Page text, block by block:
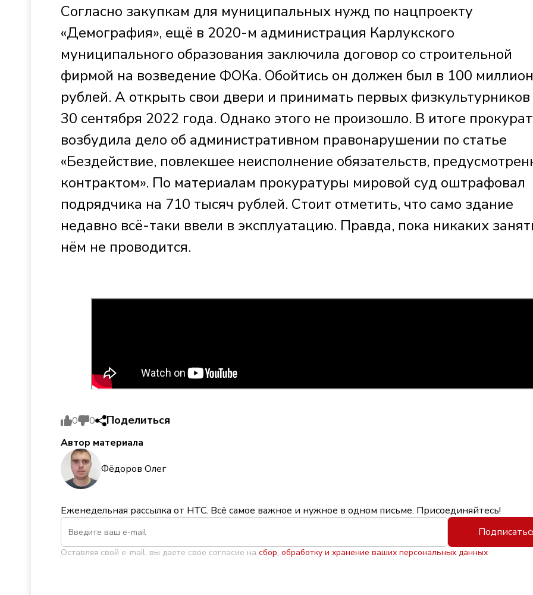
Согласно заку­пкам для муниципальных нужд по нацпроекту
«Демография­», ещё в 2020-м администрация Карлукского
муниципального образования заключила договор со строительной
фирмой на возведение ФОКа. Обойтись он должен был в 100
рублей. А открыть свои двери и принимать первых
30 сентября 2022 года. Однако этого не произошло. В итоге
возбудила дело об административном правонарушении по статье
«Бездействие, повлекшее неисполнение обязательств,
контрактом». По материалам прокуратуры мировой суд оштрафовал
подрядчика на 710 тысяч рублей. Стоит отметить, что само здание
недавно всё-таки ввели в эксплуатацию. Правда, пока никаких
нём не проводится.
0 0 Поделиться
Автор материала
Фёдоров Олег
Еженедельная рассылка от НТС. Всё самое важное и нужное в одном письме. Присоединяйтесь!
Оставляя свой e-mail, вы даете свое согласие на сбор, обработку и хранение ваших персональных данных